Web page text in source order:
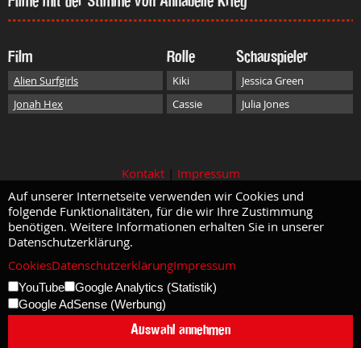
Film Rolle Schauspieler
Alien Surfgirls Kiki
Jessica Green
Jonah Hex
Cassie Julia Jones
Kontakt| Impressum
Auf unserer Internetseite verwenden wir Cookies und
folgende Funktionalitäten, für die wir Ihre Zustimmung
benötigen. Weitere Informationen erhalten Sie in unserer
Datenschutzerklärung.
CookiesDatenschutzerklärungImpressum
YouTube
Google Analytics (Statistik)
Google AdSense (Werbung)
Auswahl annehmen